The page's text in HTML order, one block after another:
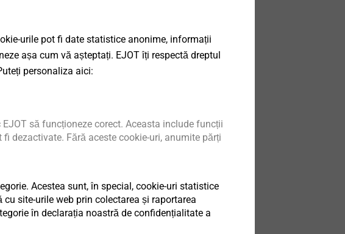
urile pot fi date statistice anonime, informații
așa cum vă așteptați. EJOT îți respectă dreptul
personaliza aici:
să funcționeze corect. Aceasta include funcții
dezactivate. Fără aceste cookie-uri, anumite părți
Acestea sunt, în special, cookie-uri statistice
site-urile web prin colectarea și raportarea
în declarația noastră de confidențialitate a